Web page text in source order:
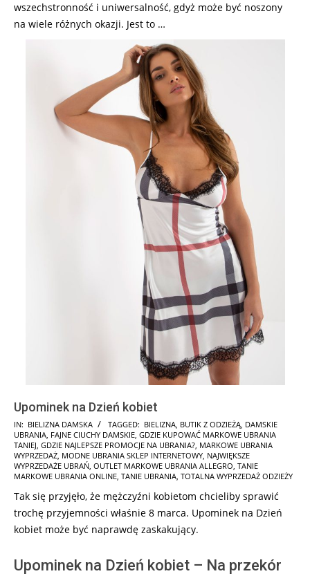
wszechstronność i uniwersalność, gdyż może być noszony
na wiele różnych okazji. Jest to …
Upominek na Dzień kobiet
2026-
02-
18
IN: BIELIZNA DAMSKA TAGGED: BIELIZNA, BUTIK Z ODZIEŻĄ, DAMSKIE
UBRANIA, FAJNE CIUCHY DAMSKIE, GDZIE KUPOWAĆ MARKOWE UBRANIA
TANIEJ, GDZIE NAJLEPSZE PROMOCJE NA UBRANIA?, MARKOWE UBRANIA
WYPRZEDAŻ, MODNE UBRANIA SKLEP INTERNETOWY, NAJWIĘKSZE
WYPRZEDAŻE UBRAŃ, OUTLET MARKOWE UBRANIA ALLEGRO, TANIE
MARKOWE UBRANIA ONLINE, TANIE UBRANIA, TOTALNA WYPRZEDAŻ ODZIEŻY
Tak się przyjęło, że mężczyźni kobietom chcieliby sprawić
trochę przyjemności właśnie 8 marca. Upominek na Dzień
kobiet może być naprawdę zaskakujący.
Upominek na Dzień kobiet – Na przekór